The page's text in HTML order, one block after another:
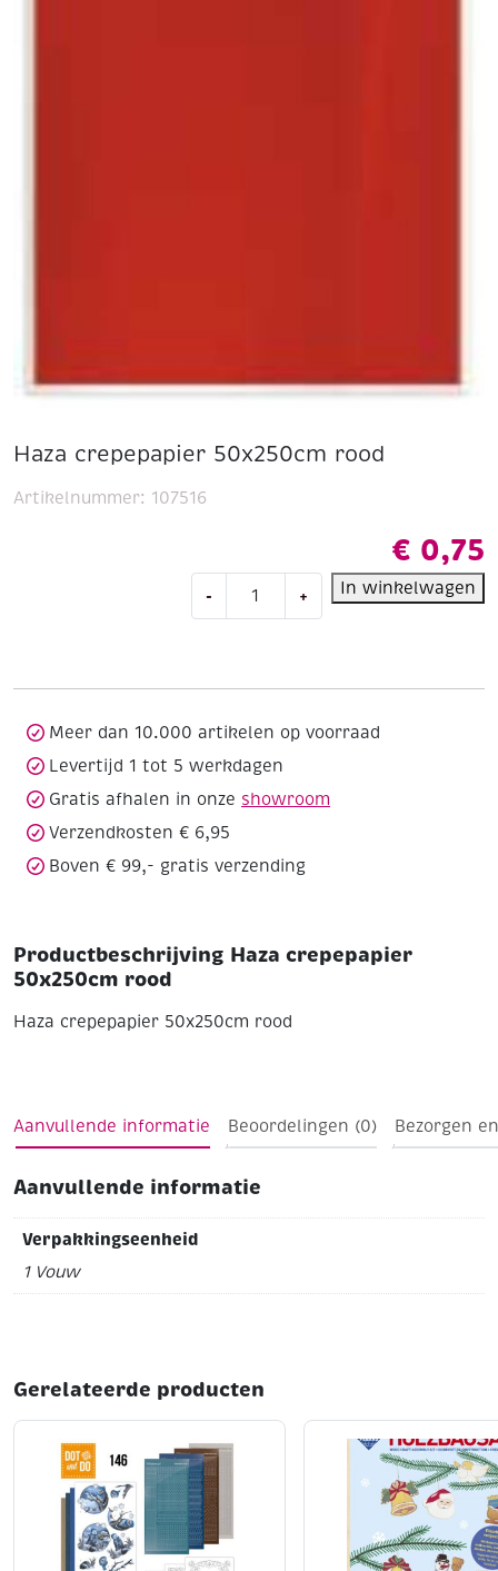
Haza crepepapier 50x250cm rood
€ 0,75
-
crepepapier
+ In winkelwagen
Artikelnummer: 107516
Meer dan 10.000 artikelen op voorraad
Levertijd 1 tot 5 werkdagen
Gratis afhalen in onze showroom
Verzendkosten € 6,95
Boven € 99,- gratis verzending
Productbeschrijving Haza crepepapier
50x250cm rood
Haza crepepapier 50x250cm rood
Aanvullende informatie Beoordelingen (0) Bezorgen
Aanvullende informatie
Verpakkingseenheid
1 Vouw
Gerelateerde producten